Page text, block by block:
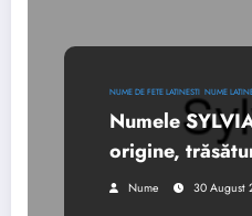
NUME DE FETE LATINESTI NUME
Numele
origine,
Nume 30 August